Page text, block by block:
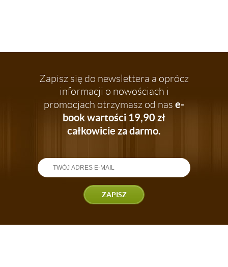
Zapisz się do newslettera a oprócz
informacji o nowościach i
promocjach otrzymasz od nas e-
book wartości 19,90 zł
całkowicie za darmo.
ZAPISZ